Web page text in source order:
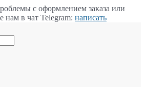
с оформлением заказа или
нам в чат Telegram: написать